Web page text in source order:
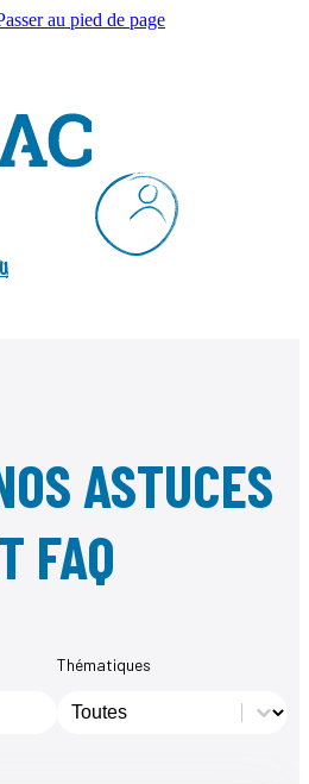
au pied de page
ASTUCES
FAQ
Thématiques
Thématiques
Thématiques